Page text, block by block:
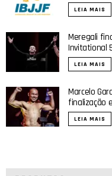
LEIA MAIS
Meregali
Invitational
LEIA MAIS
Marcelo
finalização
LEIA MAIS